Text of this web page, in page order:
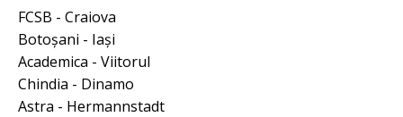
FCSB - Craiova
Botoşani - Iaşi
Academica - Viitorul
Chindia - Dinamo
Astra - Hermannstadt